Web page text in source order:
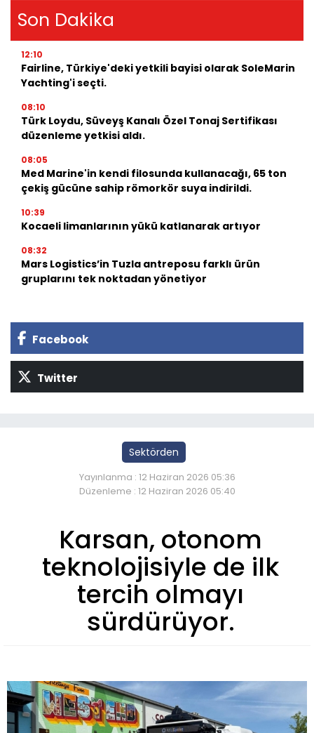
Son Dakika
12:10
Fairline, Türkiye'deki yetkili bayisi olarak SoleMarin
Yachting'i seçti.
08:10
Türk Loydu, Süveyş Kanalı Özel Tonaj Sertifikası
düzenleme yetkisi aldı.
08:05
Med Marine'in kendi filosunda kullanacağı, 65 ton
çekiş gücüne sahip römorkör suya indirildi.
10:39
Kocaeli limanlarının yükü katlanarak artıyor
08:32
Mars Logistics’in Tuzla antreposu farklı ürün
gruplarını tek noktadan yönetiyor
Facebook
Twitter
Sektörden
Yayınlanma : 12 Haziran 2026 05:36
Düzenleme : 12 Haziran 2026 05:40
Karsan, otonom
teknolojisiyle de ilk
tercih olmayı
sürdürüyor.